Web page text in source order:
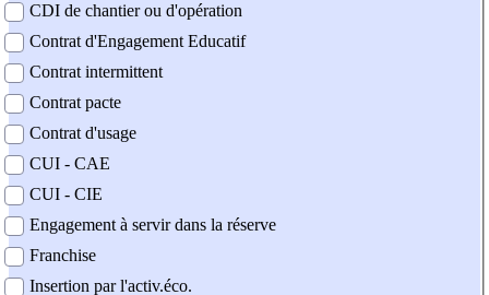
CDI de chantier ou d'opération
Contrat d'Engagement Educatif
Contrat intermittent
Contrat pacte
Contrat d'usage
CUI - CAE
CUI - CIE
Engagement à servir dans la réserve
Franchise
Insertion par l'activ.éco.